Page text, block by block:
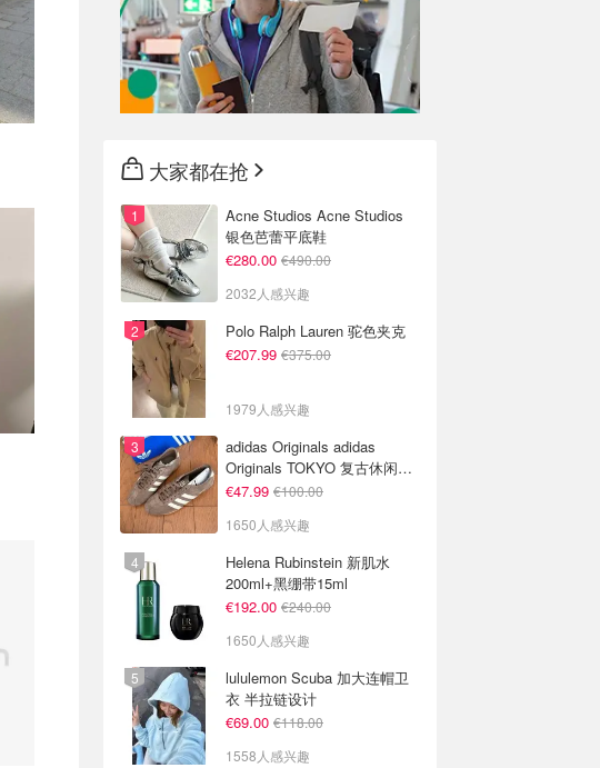
大家都在抢
Acne Studios Acne Studios
银色芭蕾平底鞋
€280.00 €490.00
2032人感兴趣
Polo Ralph Lauren 驼色夹克
€207.99 €375.00
1979人感兴趣
adidas Originals adidas
Originals TOKYO 复古休闲鞋
深棕色
€47.99 €100.00
1650人感兴趣
Helena Rubinstein 新肌水
200ml+黑绷带15ml
€192.00 €240.00
1650人感兴趣
lululemon Scuba 加大连帽卫
衣 半拉链设计
€69.00 €118.00
1558人感兴趣